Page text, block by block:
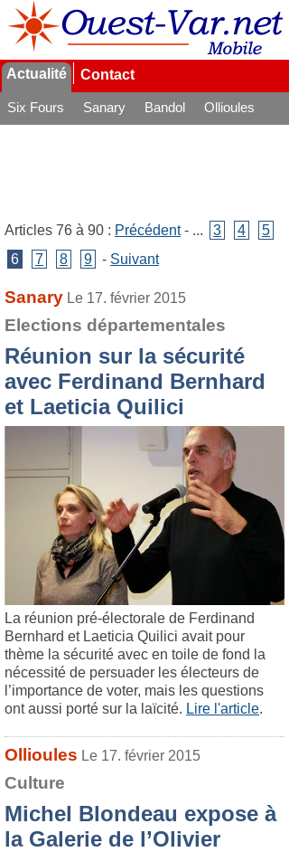
Actualité Contact
Six Fours Sanary Bandol
Ollioules
Articles 76 à 90 : Précédent- ... 3 4
5
6
7 8 9 - Suivant
Sanary Le 17. février 2015
Elections départementales
Réunion sur la sécurité
avec Ferdinand Bernhard
et Laeticia Quilici
La réunion pré-électorale de Ferdinand
Bernhard et Laeticia Quilici avait pour
thème la sécurité avec en toile de fond la
nécessité de persuader les électeurs de
l’importance de voter, mais les questions
ont aussi porté sur la laïcité. Lire l'article.
Ollioules Le 17. février 2015
Culture
Michel Blondeau expose à
la Galerie de l’Olivier